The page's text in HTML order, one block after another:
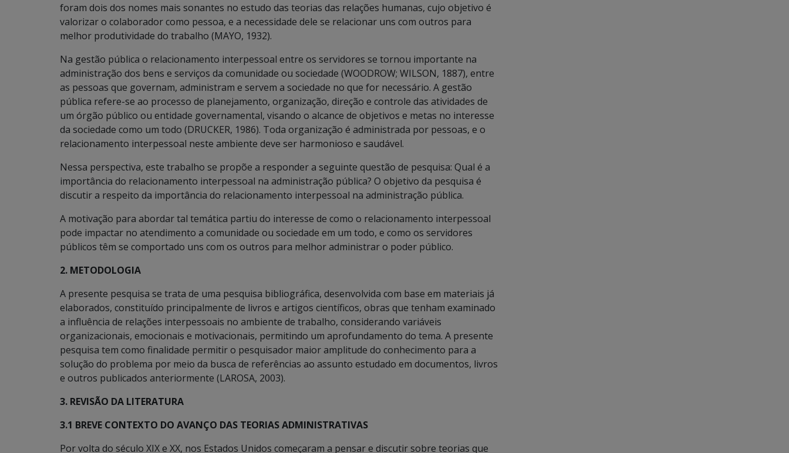
foram dois dos nomes mais sonantes no estudo das teorias das relações humanas, cujo objetivo é
valorizar o colaborador como pessoa, e a necessidade dele se relacionar uns com outros para
melhor produtividade do trabalho (MAYO, 1932).
Na gestão pública o relacionamento interpessoal entre os servidores se tornou importante na
administração dos bens e serviços da comunidade ou sociedade (WOODROW; WILSON, 1887), entre
as pessoas que governam, administram e servem a sociedade no que for necessário. A gestão
pública refere-se ao processo de planejamento, organização, direção e controle das atividades de
um órgão público ou entidade governamental, visando o alcance de objetivos e metas no interesse
da sociedade como um todo (DRUCKER, 1986). Toda organização é administrada por pessoas, e o
relacionamento interpessoal neste ambiente deve ser harmonioso e saudável.
Nessa perspectiva, este trabalho se propõe a responder a seguinte questão de pesquisa: Qual é a
importância do relacionamento interpessoal na administração pública? O objetivo da pesquisa é
discutir a respeito da importância do relacionamento interpessoal na administração pública.
A motivação para abordar tal temática partiu do interesse de como o relacionamento interpessoal
pode impactar no atendimento a comunidade ou sociedade em um todo, e como os servidores
públicos têm se comportado uns com os outros para melhor administrar o poder público.
2. METODOLOGIA
A presente pesquisa se trata de uma pesquisa bibliográfica, desenvolvida com base em materiais já
elaborados, constituído principalmente de livros e artigos científicos, obras que tenham examinado
a influência de relações interpessoais no ambiente de trabalho, considerando variáveis
organizacionais, emocionais e motivacionais, permitindo um aprofundamento do tema. A presente
pesquisa tem como finalidade permitir o pesquisador maior amplitude do conhecimento para a
solução do problema por meio da busca de referências ao assunto estudado em documentos, livros
e outros publicados anteriormente (LAROSA, 2003).
3. REVISÃO DA LITERATURA
3.1 BREVE CONTEXTO DO AVANÇO DAS TEORIAS ADMINISTRATIVAS
Por volta do século XIX e XX, nos Estados Unidos começaram a pensar e discutir sobre teorias que